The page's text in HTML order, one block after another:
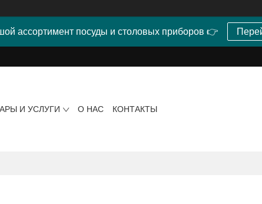
ассортимент посуды и столовых приборов 👉
И УСЛУГИ О НАС КОНТАКТЫ